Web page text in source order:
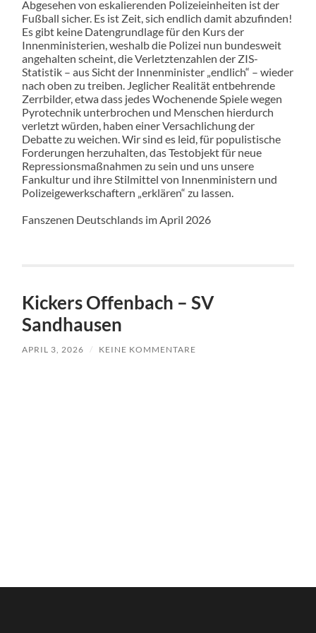
Abgesehen von eskalierenden Polizeieinheiten ist der
Fußball sicher. Es ist Zeit, sich endlich damit abzufinden!
Es gibt keine Datengrundlage für den Kurs der
Innenministerien, weshalb die Polizei nun bundesweit
angehalten scheint, die Verletztenzahlen der ZIS-
Statistik – aus Sicht der Innenminister „endlich“ – wieder
nach oben zu treiben. Jeglicher Realität entbehrende
Zerrbilder, etwa dass jedes Wochenende Spiele wegen
Pyrotechnik unterbrochen und Menschen hierdurch
verletzt würden, haben einer Versachlichung der
Debatte zu weichen. Wir sind es leid, für populistische
Forderungen herzuhalten, das Testobjekt für neue
Repressionsmaßnahmen zu sein und uns unsere
Fankultur und ihre Stilmittel von Innenministern und
Polizeigewerkschaftern „erklären“ zu lassen.
Fanszenen Deutschlands im April 2026
Kickers Offenbach – SV
Sandhausen
APRIL 3, 2026 / KEINE KOMMENTARE